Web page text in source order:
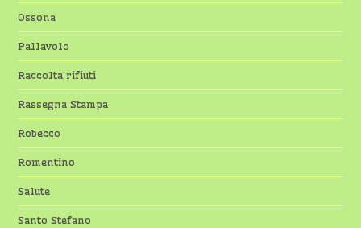
Ossona
Pallavolo
Raccolta rifiuti
Rassegna Stampa
Robecco
Romentino
Salute
Santo Stefano